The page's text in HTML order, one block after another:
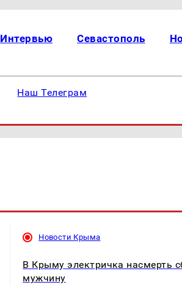
Интервью Севастополь
Наш Телеграм
Новости Крыма
В Крыму электричка насмерть
мужчину